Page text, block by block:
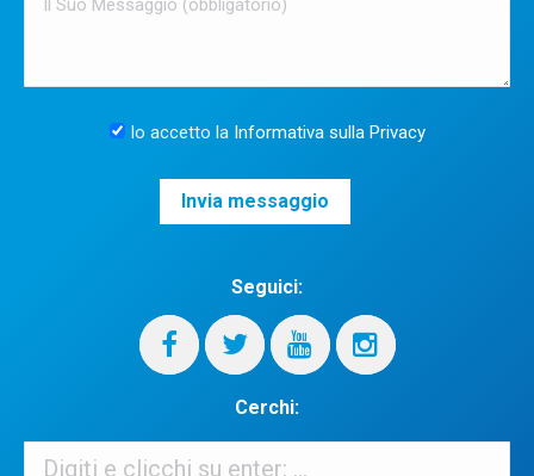
Io accetto la Informativa sulla Privacy
Seguici:
Cerchi:
Cerchi: